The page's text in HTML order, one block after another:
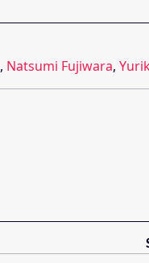
, Natsumi Fujiwara,